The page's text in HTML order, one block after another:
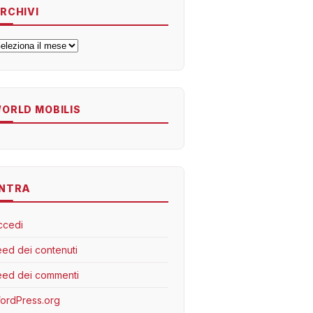
MOBILIS
dei contenuti
dei commenti